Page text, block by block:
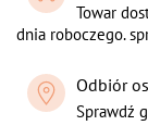
Towar
dnia roboczego.
Odbiór
Sprawdź